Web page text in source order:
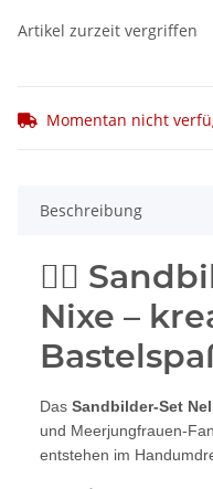
Artikel zurzeit vergriffen
Momentan nicht
Beschreibung
🧜‍♀️
Nixe –
Das Sandbilder-Set
und Meerjungfrauen-
entstehen im